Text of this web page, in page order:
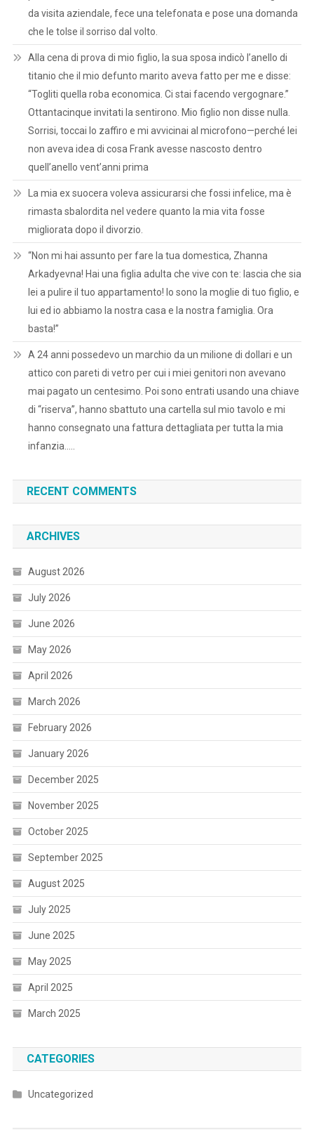
da visita aziendale, fece una telefonata e pose una domanda
che le tolse il sorriso dal volto.
Alla cena di prova di mio figlio, la sua sposa indicò l’anello di
titanio che il mio defunto marito aveva fatto per me e disse:
“Togliti quella roba economica. Ci stai facendo vergognare.”
Ottantacinque invitati la sentirono. Mio figlio non disse nulla.
Sorrisi, toccai lo zaffiro e mi avvicinai al microfono—perché lei
non aveva idea di cosa Frank avesse nascosto dentro
quell’anello vent’anni prima
La mia ex suocera voleva assicurarsi che fossi infelice, ma è
rimasta sbalordita nel vedere quanto la mia vita fosse
migliorata dopo il divorzio.
“Non mi hai assunto per fare la tua domestica, Zhanna
Arkadyevna! Hai una figlia adulta che vive con te: lascia che sia
lei a pulire il tuo appartamento! Io sono la moglie di tuo figlio, e
lui ed io abbiamo la nostra casa e la nostra famiglia. Ora
basta!”
A 24 anni possedevo un marchio da un milione di dollari e un
attico con pareti di vetro per cui i miei genitori non avevano
mai pagato un centesimo. Poi sono entrati usando una chiave
di “riserva”, hanno sbattuto una cartella sul mio tavolo e mi
hanno consegnato una fattura dettagliata per tutta la mia
infanzia…..
RECENT COMMENTS
ARCHIVES
August 2026
July 2026
June 2026
May 2026
April 2026
March 2026
February 2026
January 2026
December 2025
November 2025
October 2025
September 2025
August 2025
July 2025
June 2025
May 2025
April 2025
March 2025
CATEGORIES
Uncategorized